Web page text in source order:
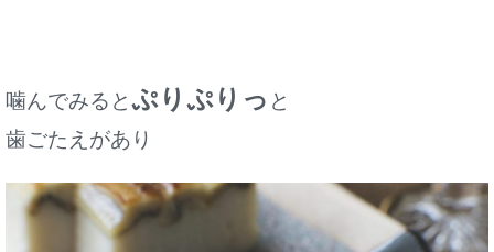
噛んでみるとぷりぷりっ と
歯ごたえがあり